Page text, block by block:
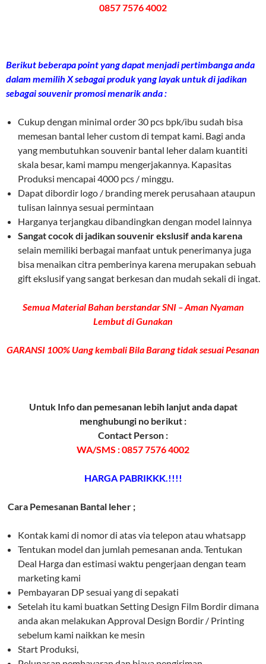
0857 7576 4002
Berikut beberapa point yang dapat menjadi pertimbanga anda
dalam memilih X sebagai produk yang layak untuk di jadikan
sebagai souvenir promosi menarik anda :
Cukup dengan minimal order 30 pcs bpk/ibu sudah bisa
memesan bantal leher custom di tempat kami. Bagi anda
yang membutuhkan souvenir bantal leher dalam kuantiti
skala besar, kami mampu mengerjakannya. Kapasitas
Produksi mencapai 4000 pcs / minggu.
Dapat dibordir logo / branding merek perusahaan ataupun
tulisan lainnya sesuai permintaan
Harganya terjangkau dibandingkan dengan model lainnya
Sangat cocok di jadikan souvenir ekslusif anda karena
selain memiliki berbagai manfaat untuk penerimanya juga
bisa menaikan citra pemberinya karena merupakan sebuah
gift ekslusif yang sangat berkesan dan mudah sekali di ingat.
Semua Material Bahan berstandar SNI – Aman Nyaman
Lembut di Gunakan
GARANSI 100% Uang kembali Bila Barang tidak sesuai Pesanan
Untuk Info dan pemesanan lebih lanjut anda dapat
menghubungi no berikut :
Contact Person :
WA/SMS : 0857 7576 4002
HARGA PABRIKKK.!!!!
Cara Pemesanan Bantal leher ;
Kontak kami di nomor di atas via telepon atau whatsapp
Tentukan model dan jumlah pemesanan anda. Tentukan
Deal Harga dan estimasi waktu pengerjaan dengan team
marketing kami
Pembayaran DP sesuai yang di sepakati
Setelah itu kami buatkan Setting Design Film Bordir dimana
anda akan melakukan Approval Design Bordir / Printing
sebelum kami naikkan ke mesin
Start Produksi,